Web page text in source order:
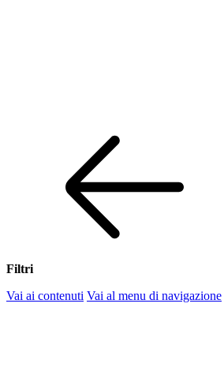
Filtri
Vai ai contenuti Vai al menu di navigazione